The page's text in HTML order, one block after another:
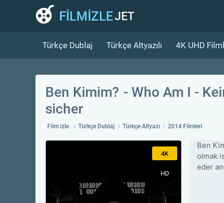
FİLMİZLEJET
Türkçe Dublaj Türkçe Altyazılı 4K UHD
Ben Kimim?
Who Am I -
sicher
Film izle Türkçe Dublaj Türkçe Altyazı 2014 Filmleri
4K
HD
Ben
olmak
eder